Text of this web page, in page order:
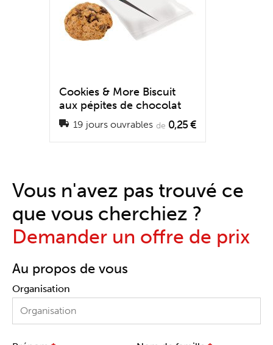
Cookies & More Biscuit
aux pépites de chocolat
19 jours ouvrables de 0,25 €
Vous n'avez pas trouvé ce
que vous cherchiez ?
Demander un offre de prix
Au propos de vous
Organisation